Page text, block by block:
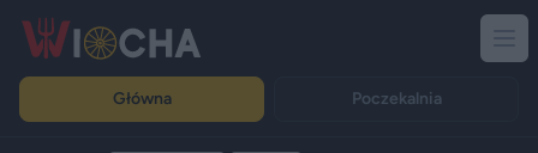
Główna Poczekalnia